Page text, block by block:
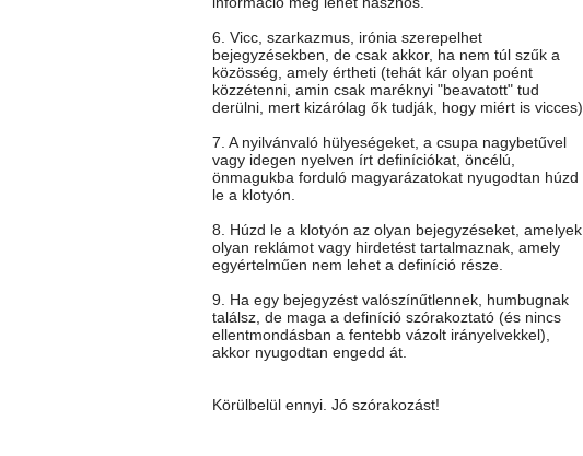
6. Vicc, szarkazmus, irónia szerepelhet
bejegyzésekben, de csak akkor, ha nem túl szűk a
közösség, amely értheti (tehát kár olyan poént
közzétenni, amin csak maréknyi "beavatott" tud
derülni, mert kizárólag ők tudják, hogy miért is vicces).
7. A nyilvánvaló hülyeségeket, a csupa nagybetűvel
vagy idegen nyelven írt definíciókat, öncélú,
önmagukba forduló magyarázatokat nyugodtan húzd
le a klotyón.
8. Húzd le a klotyón az olyan bejegyzéseket, amelyek
olyan reklámot vagy hirdetést tartalmaznak, amely
egyértelműen nem lehet a definíció része.
9. Ha egy bejegyzést valószínűtlennek, humbugnak
találsz, de maga a definíció szórakoztató (és nincs
ellentmondásban a fentebb vázolt irányelvekkel),
akkor nyugodtan engedd át.
Körülbelül ennyi. Jó szórakozást!